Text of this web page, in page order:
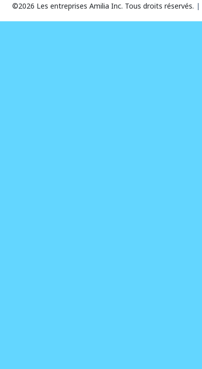
©2026 Les entreprises Amilia Inc. Tous droits réservés.